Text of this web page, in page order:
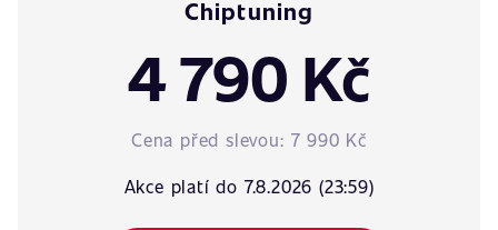
Chiptuning
4 790 Kč
Cena před slevou: 7 990 Kč
Akce platí do 7.8.2026 (23:59)